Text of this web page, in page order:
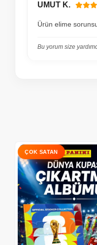
UMUT K.
Ürün elime
Bu yorum size